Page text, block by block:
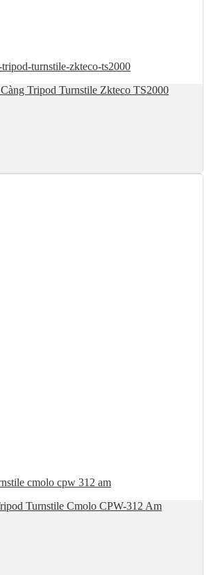
Tripod Turnstile Zkteco TS2000
Turnstile Cmolo CPW-312 Am